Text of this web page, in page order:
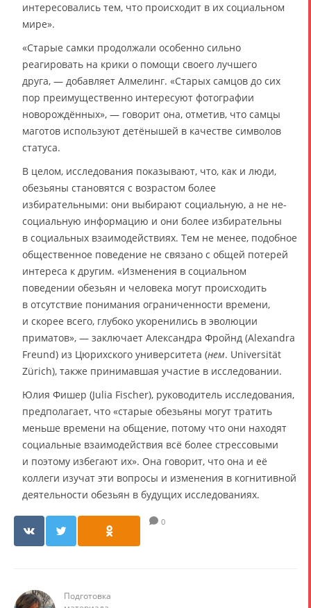
интересовались тем, что происходит в их социальном
мире».
«Старые самки продолжали особенно сильно
реагировать на крики о помощи своего лучшего
друга, — добавляет Алмелинг. «Старых самцов до сих
пор преимущественно интересуют фотографии
новорождённых», — говорит она, отметив, что самцы
маготов используют детёнышей в качестве символов
статуса.
В целом, исследования показывают, что, как и люди,
обезьяны становятся с возрастом более
избирательными: они выбирают социальную, а не не-
социальную информацию и они более избирательны
в социальных взаимодействиях. Тем не менее, подобное
общественное поведение не связано с общей потерей
интереса к другим. «Изменения в социальном
поведении обезьян и человека могут происходить
в отсутствие понимания ограниченности времени,
и скорее всего, глубоко укоренились в эволюции
приматов», — заключает Александра Фройнд (Alexandra
Freund) из Цюрихского университета (нем. Universität
Zürich), также принимавшая участие в исследовании.
Юлия Фишер (Julia Fischer), руководитель исследования,
предполагает, что «старые обезьяны могут тратить
меньше времени на общение, потому что они находят
социальные взаимодействия всё более стрессовыми
и поэтому избегают их». Она говорит, что она и её
коллеги изучат эти вопросы и изменения в когнитивной
деятельности обезьян в будущих исследованиях.
0
Подготовка